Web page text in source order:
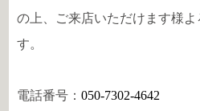
の上、ご来店いただけます様
す。
電話番号：050-7302-4642